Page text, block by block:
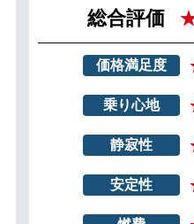
総合評価
価格満足度
乗り心地
静寂性
安定性